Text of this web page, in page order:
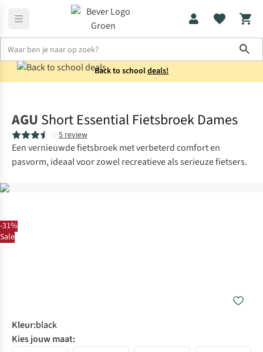
Back to schooldeals!
-31%
Sale
AGU Short Essential Fietsbroek Dames
5 review
Een vernieuwde fietsbroek met verbeterd comfort en
pasvorm, ideaal voor zowel recreatieve als serieuze fietsers.
Kleur:black
Kies jouw maat: